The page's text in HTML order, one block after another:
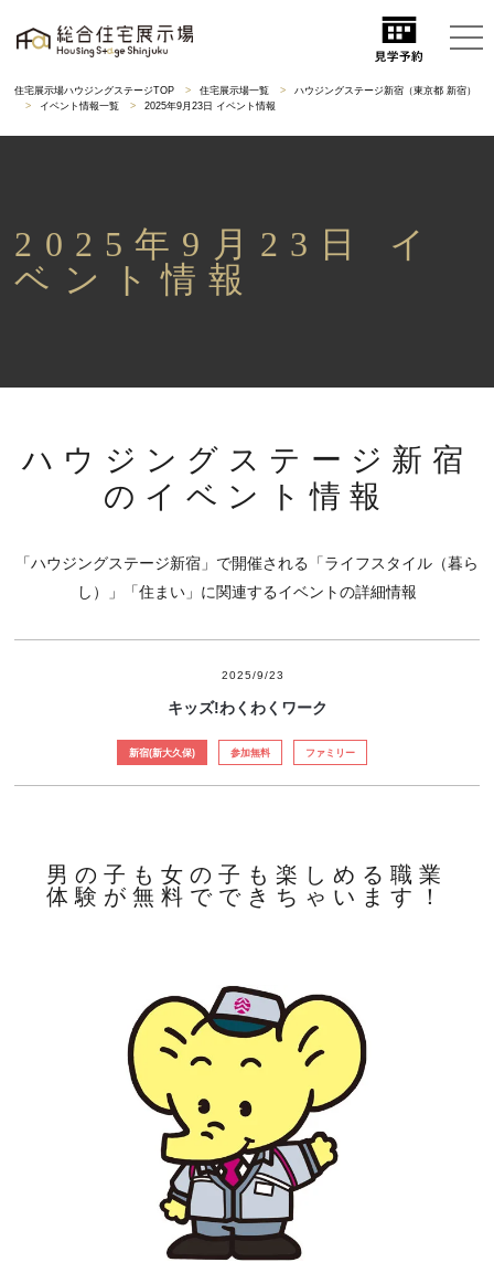
住宅展示場ハウジングステージTOP 住宅展示場一覧
ハウジングステージ新宿（東京都 新宿）
イベント情報一覧
2025年9月23日 イベント情報
2025年9月23日 イ
ベント情報
ハウジングステージ新宿
のイベント情報
「ハウジングステージ新宿」で開催される「ライフスタイル（暮ら
し）」「住まい」に関連するイベントの詳細情報
2025/9/23
キッズ!わくわくワーク
新宿(新大久保) 参加無料 ファミリー
男の子も女の子も楽しめる職業
体験が無料でできちゃいます！